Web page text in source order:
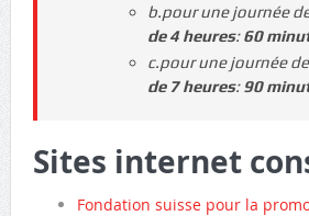
b.pour une journée
de 4 heures:60
c.pour une journée
de 7 heures:90
Sites internet
Fondation suisse pour la